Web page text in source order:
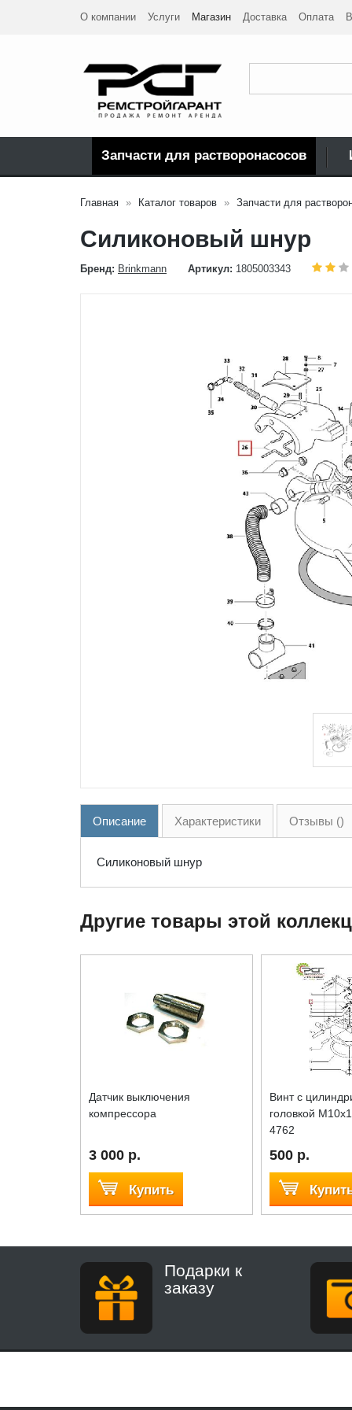
О компании Услуги Магазин Доставка Оплата
Запчасти для растворонасосов
Главная Каталог товаров Запчасти для
Силиконовый шнур
Бренд: Brinkmann Артикул: 1805003343
Описание Характеристики Отзывы ()
Силиконовый шнур
Другие товары этой
Датчик выключения
компрессора
3 000 р.
Купить
Винт с
головкой
4762
500 р.
Подарки к
заказу